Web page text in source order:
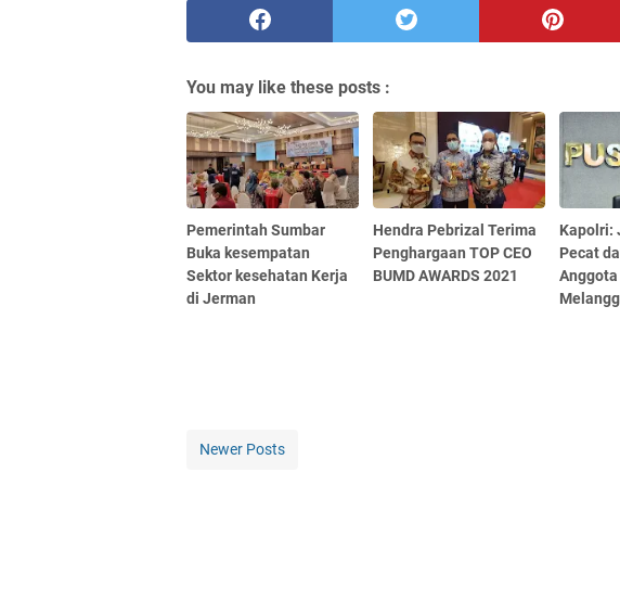
You may like these posts :
Pemerintah Sumbar
Buka kesempatan
Sektor kesehatan Kerja
di Jerman
Hendra Pebrizal Terima
Penghargaan TOP CEO
BUMD AWARDS 2021
Kapolri:
Pecat
Newer Posts